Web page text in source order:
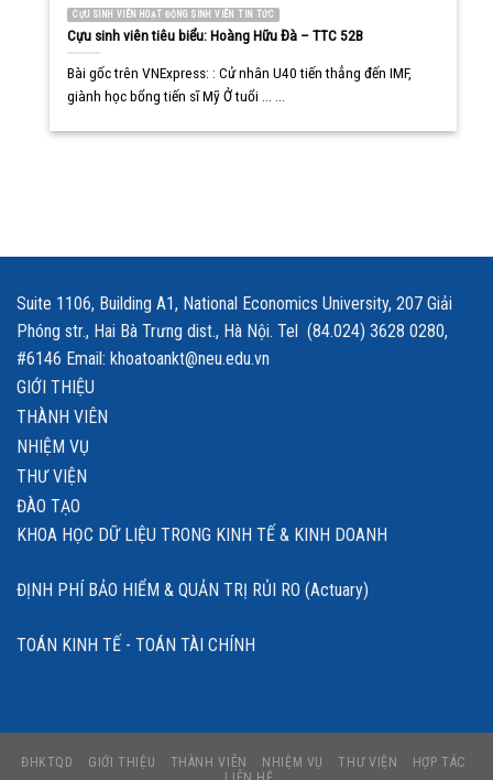
CỰU SINH VIÊN HOẠT ĐỘNG SINH VIÊN TIN TỨC
Cựu sinh viên tiêu biểu: Hoàng Hữu Đà – TTC 52B
Bài gốc trên VNExpress: : Cử nhân U40 tiến thẳng đến IMF,
giành học bổng tiến sĩ Mỹ Ở tuổi ... ...
Suite 1106, Building A1, National Economics University, 207 Giải
Phóng str., Hai Bà Trưng dist., Hà Nội. Tel (84.024) 3628 0280,
#6146 Email: khoatoankt@neu.edu.vn
GIỚI THIỆU
THÀNH VIÊN
NHIỆM VỤ
THƯ VIỆN
ĐÀO TẠO
KHOA HỌC DỮ LIỆU TRONG KINH TẾ & KINH DOANH
ĐỊNH PHÍ BẢO HIỂM & QUẢN TRỊ RỦI RO (Actuary)
TOÁN KINH TẾ - TOÁN TÀI CHÍNH
ĐHKTQD GIỚI THIỆU THÀNH VIÊN NHIỆM VỤ THƯ VIỆN
HỢP TÁC